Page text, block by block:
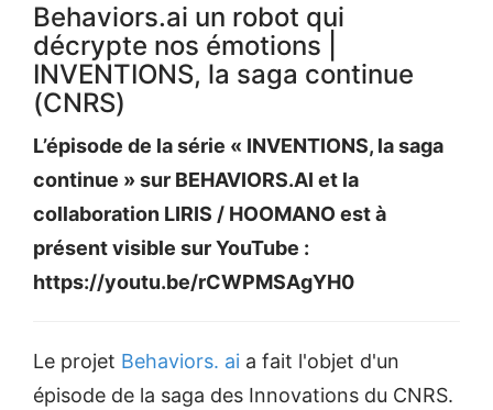
Behaviors.ai un robot qui
décrypte nos émotions |
INVENTIONS, la saga continue
(CNRS)
L’épisode de la série « INVENTIONS, la saga
continue » sur BEHAVIORS.AI et la
collaboration LIRIS / HOOMANO est à
présent visible sur YouTube :
https://youtu.be/rCWPMSAgYH0
Le projet Behaviors. ai a fait l'objet d'un
épisode de la saga des Innovations du CNRS.